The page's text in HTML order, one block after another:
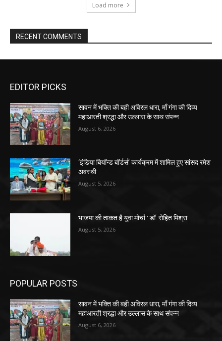
Load more
RECENT COMMENTS
EDITOR PICKS
सावन में भक्ति की बही अविरल धारा, माँ गंगा की दिव्य
महाआरती श्रद्धा और उल्लास के साथ संपन्न
August 6, 2026
‘इंडिया बियॉन्ड बॉर्डर्स’ कार्यक्रम में शामिल हुए सांसद रमेश
अवस्थी
August 5, 2026
भाजपा की ताकत है युवा मोर्चा : डॉ. रोहित मिश्रा
August 5, 2026
POPULAR POSTS
सावन में भक्ति की बही अविरल धारा, माँ गंगा की दिव्य
महाआरती श्रद्धा और उल्लास के साथ संपन्न
August 6, 2026